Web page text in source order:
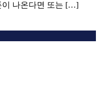
이 나온다면 또는 […]